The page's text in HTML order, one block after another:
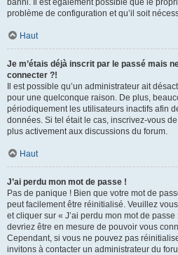
banni. Il est également possible que le
problème de configuration et qu’il soit
Haut
Je m’étais déjà inscrit par le passé mais
connecter ?!
Il est possible qu’un administrateur ait
pour une quelconque raison. De plus,
périodiquement les utilisateurs inactifs afin
données. Si tel était le cas, inscrivez-vous
plus activement aux discussions du forum.
Haut
J’ai perdu mon mot de passe !
Pas de panique ! Bien que votre mot de
peut facilement être réinitialisé. Veuillez
et cliquer sur « J’ai perdu mon mot de
devriez être en mesure de pouvoir vous
Cependant, si vous ne pouvez pas
invitons à contacter un administrateur du